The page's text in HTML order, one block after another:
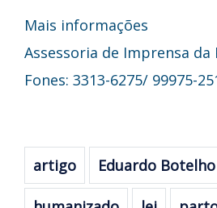
Mais informações
Assessoria de Imprensa da
Fones: 3313-6275/ 99975-
artigo Eduardo Botelho